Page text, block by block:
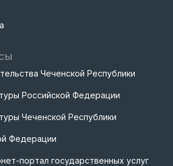
Чеченской Республики
Российской Федерации
Чеченской Республики
Федерации
портал государственных услуг